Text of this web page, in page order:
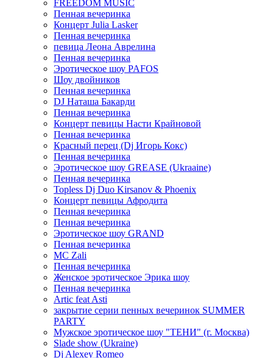
FREEDOM MUSIC
Пенная вечеринка
Концерт Julia Lasker
Пенная вечеринка
певица Леона Аврелина
Пенная вечеринка
Эротическое шоу PAFOS
Шоу двойников
Пенная вечеринка
DJ Наташа Бакарди
Пенная вечеринка
Концерт певицы Насти Крайновой
Пенная вечеринка
Красный перец (Dj Игорь Кокс)
Пенная вечеринка
Эротическое шоу GREASE (Ukraaine)
Пенная вечеринка
Topless Dj Duo Kirsanov & Phoenix
Концерт певицы Афродита
Пенная вечеринка
Пенная вечеринка
Эротическое шоу GRAND
Пенная вечеринка
MC Zali
Пенная вечеринка
Женское эротическое Эрика шоу
Пенная вечеринка
Artic feat Asti
закрытие серии пенных вечеринок SUMMER
PARTY
Мужское эротическое шоу "ТЕНИ" (г. Москва)
Slade show (Ukraine)
Dj Alexey Romeo